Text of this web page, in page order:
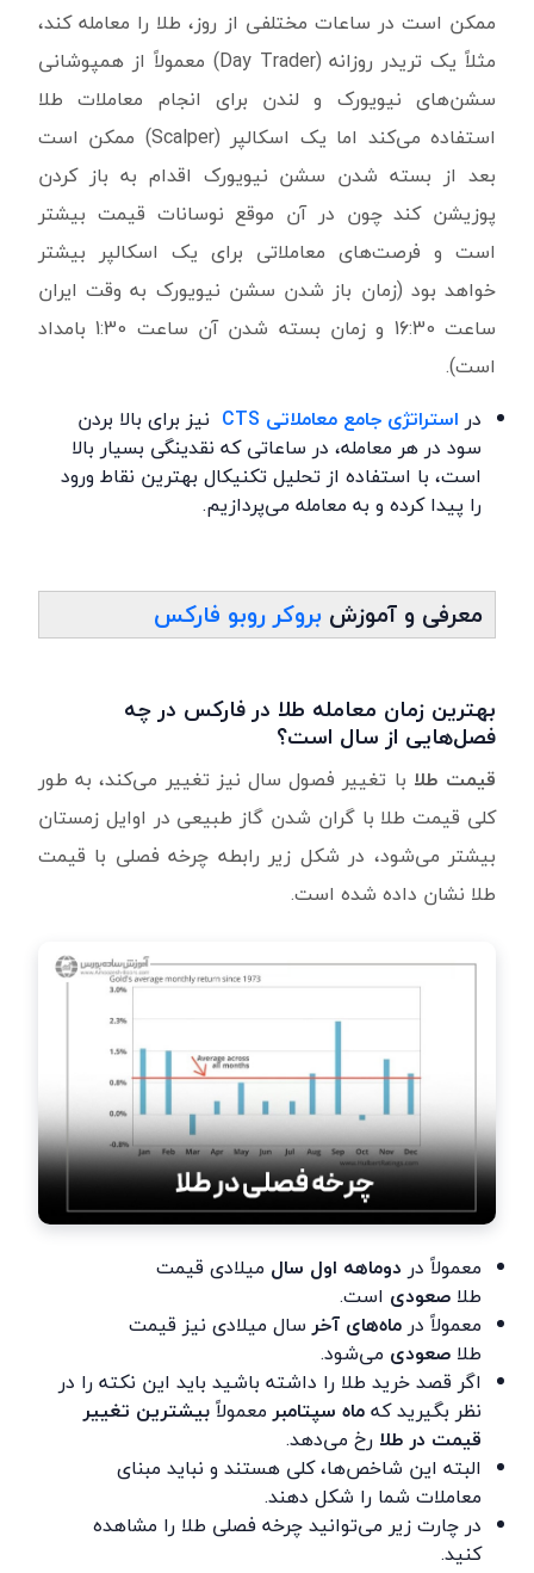
ممکن است در ساعات مختلفی از روز، طلا را معامله کند،
مثلاً یک تریدر روزانه(Day Trader) معمولاً از همپوشانی
سشن‌های نیویورک و لندن برای انجام معاملات طلا
استفاده می‌کند اما یک اسکالپر (Scalper) ممکن است
بعد از بسته شدن سشن نیویورک اقدام به باز کردن
پوزیشن کند چون در آن موقع نوسانات قیمت بیشتر
است و فرصت‌های معاملاتی برای یک اسکالپر بیشتر
خواهد بود (زمان باز شدن سشن نیویورک به ‌وقت ‌ایران
ساعت 16:30 و زمان بسته شدن آن ساعت 1:30 بامداد
است).
در استراتژی جامع معاملاتی CTS نیز برای بالا بردن
سود در هر معامله، در ساعاتی که نقدینگی بسیار بالا
است، با استفاده از تحلیل تکنیکال بهترین نقاط ورود
را پیدا کرده و به معامله می‌پردازیم.
معرفی و آموزش بروکر روبو فارکس
بهترین زمان معامله طلا در فارکس در چه
فصل‌هایی از سال است؟
قیمت طلا با تغییر فصول سال نیز تغییر می‌کند، به ‌طور
کلی قیمت طلا با گران شدن گاز طبیعی در اوایل زمستان
بیشتر می‌شود، در شکل زیر رابطه چرخه فصلی با قیمت
طلا نشان داده‌ شده است.
معمولاً در دوماهه اول سال میلادی قیمت
طلا صعودی است.
معمولاً در ماه‌های آخرسال میلادی نیز قیمت
طلا صعودی می‌شود.
اگر قصد خرید طلا را داشته باشید باید این نکته را در
نظر بگیرید کهماه سپتامبرمعمولاًبیشترین تغییر
قیمت در طلا رخ می‌دهد.
البته این شاخص‌ها، کلی هستند و نباید مبنای
معاملات شما را شکل دهند.
در چارت زیر می‌توانید چرخه فصلی طلا را مشاهده
کنید.